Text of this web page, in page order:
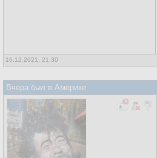
16.12.2021, 21:30
Вчера был в Америке